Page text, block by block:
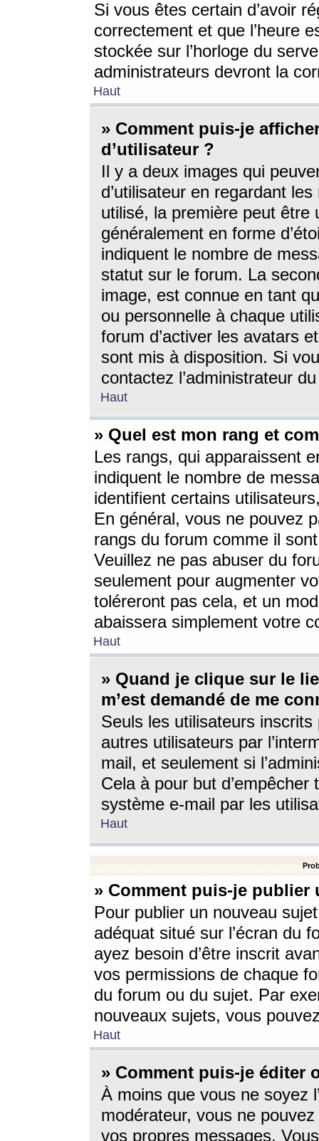
Si vous êtes certain d’avoir
correctement et que l’heure
stockée sur l’horloge du
administrateurs devront la
Haut
» Comment puis-je
d’utilisateur ?
Il y a deux images qui
d’utilisateur en regardant
utilisé, la première peut être
généralement en forme
indiquent le nombre de
statut sur le forum. La
image, est connue en tant
ou personnelle à chaque
forum d’activer les avatars
sont mis à disposition. Si
contactez l’administrateur
Haut
» Quel est mon rang et
Les rangs, qui apparaissent
indiquent le nombre de
identifient certains
En général, vous ne pouvez
rangs du forum comme il
Veuillez ne pas abuser du
seulement pour augmenter
toléreront pas cela, et un
abaissera simplement votre
Haut
» Quand je clique sur le
m’est demandé de me
Seuls les utilisateurs
autres utilisateurs par
mail, et seulement si
Cela à pour but
système e-mail par les
Haut
» Comment puis-je
Pour publier un nouveau
adéquat situé sur l’écran du
ayez besoin d’être inscrit
vos permissions de chaque
du forum ou du sujet. Par
nouveaux sujets, vous
Haut
» Comment puis-je éditer
À moins que vous ne soyez
modérateur, vous ne
vos propres messages.